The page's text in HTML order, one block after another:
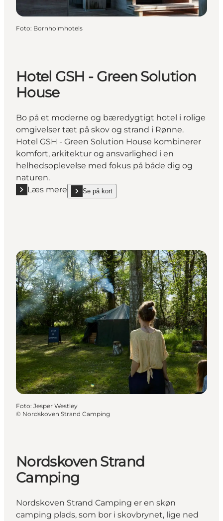
Foto: Bornholmhotels
Hotel GSH - Green Solution
House
Bo på et moderne og bæredygtigt hotel i rolige
omgivelser tæt på skov og strand i Rønne.
Hotel GSH - Green Solution House kombinerer
komfort, arkitektur og ansvarlighed i en
helhedsoplevelse med fokus på både dig og
naturen.
Læs mere
Læs mere "Hotel GSH - Green Solution House"
Se på kort
show Hotel GSH - Green Solution House on_map
Foto: Jesper Westley
© Nordskoven Strand Camping
Nordskoven Strand
Camping
Nordskoven Strand Camping er en skøn
camping plads, som bor i skovbrynet, lige ned